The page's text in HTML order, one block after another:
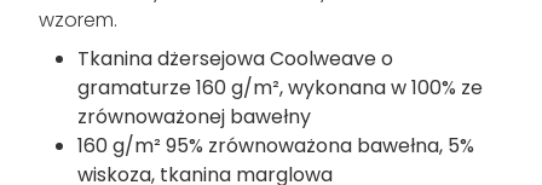
Wygodna, oddychająca i stylowa koszulka
damska Filandra VIII to obowiązkowy element
kobiecej garderoby. Bawełna Coolweave, z której
wykonana jest koszulka, gwarantuje
oddychalność i przyjemnie uczucie podczas
noszenia. Wykończona modnym nadrukiem i